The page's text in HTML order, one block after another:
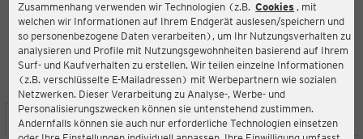
Zusammenhang verwenden wir Technologien (z.B. Cookies , mit
welchen wir Informationen auf Ihrem Endgerät auslesen/speichern und
so personenbezogene Daten verarbeiten), um Ihr Nutzungsverhalten zu
analysieren und Profile mit Nutzungsgewohnheiten basierend auf Ihrem
Surf- und Kaufverhalten zu erstellen. Wir teilen einzelne Informationen
(z.B. verschlüsselte E-Mailadressen) mit Werbepartnern wie sozialen
Netzwerken. Dieser Verarbeitung zu Analyse-, Werbe- und
Personalisierungszwecken können sie untenstehend zustimmen.
Andernfalls können sie auch nur erforderliche Technologien einsetzen
ERNSTING'S FAMILY FILIALE
Hertzstraße 2-4
76287 Rheinstetten
4,5
Bewertung:
STANDORT SERVICES SORTIMENT AKTIONEN